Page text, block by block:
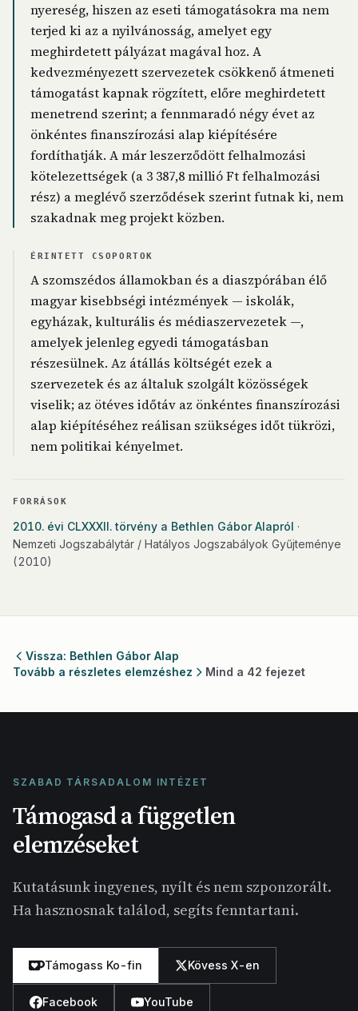
nyereség, hiszen az eseti támogatásokra ma nem
terjed ki az a nyilvánosság, amelyet egy
meghirdetett pályázat magával hoz. A
kedvezményezett szervezetek csökkenő átmeneti
támogatást kapnak rögzített, előre meghirdetett
menetrend szerint; a fennmaradó négy évet az
önkéntes finanszírozási alap kiépítésére
fordíthatják. A már leszerződött felhalmozási
kötelezettségek (a 3 387,8 millió Ft felhalmozási
rész) a meglévő szerződések szerint futnak ki, nem
szakadnak meg projekt közben.
ÉRINTETT CSOPORTOK
A szomszédos államokban és a diaszpórában élő
magyar kisebbségi intézmények — iskolák,
egyházak, kulturális és médiaszervezetek —,
amelyek jelenleg egyedi támogatásban
részesülnek. Az átállás költségét ezek a
szervezetek és az általuk szolgált közösségek
viselik; az ötéves időtáv az önkéntes finanszírozási
alap kiépítéséhez reálisan szükséges időt tükrözi,
nem politikai kényelmet.
FORRÁSOK
2010. évi CLXXXII. törvény a Bethlen Gábor Alapról ·
Nemzeti Jogszabálytár / Hatályos Jogszabályok Gyűjteménye
(2010)
Vissza: Bethlen Gábor Alap
Tovább a részletes elemzéshez
Mind a 42 fejezet
SZABAD TÁRSADALOM INTÉZET
Támogasd a független
elemzéseket
Kutatásunk ingyenes, nyílt és nem szponzorált.
Ha hasznosnak találod, segíts fenntartani.
Támogass Ko-fin Kövess X-en
Facebook YouTube